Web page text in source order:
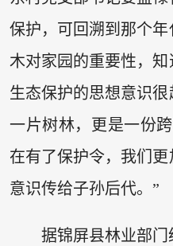
保护，可回溯到那个
木对家园的重要性，
生态保护的思想意识
一片树林，更是一份
在有了保护令，我们
意识传给子孙后代。”
据锦屏县林业部